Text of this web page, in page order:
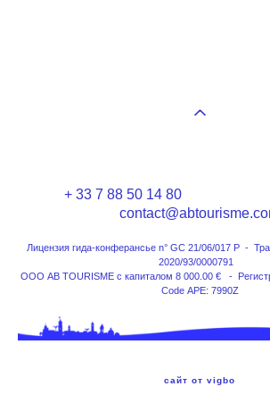
+ 33 7 88 50
Лицензия гида-конферансье n° GC 21/06/017 P -
2020/93/0000791
ООО AB TOURISME с капиталом 8 000.00 € -
Code APE: 7990Z
сайт от vigbo